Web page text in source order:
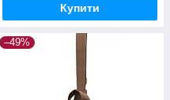
Купити
–49%